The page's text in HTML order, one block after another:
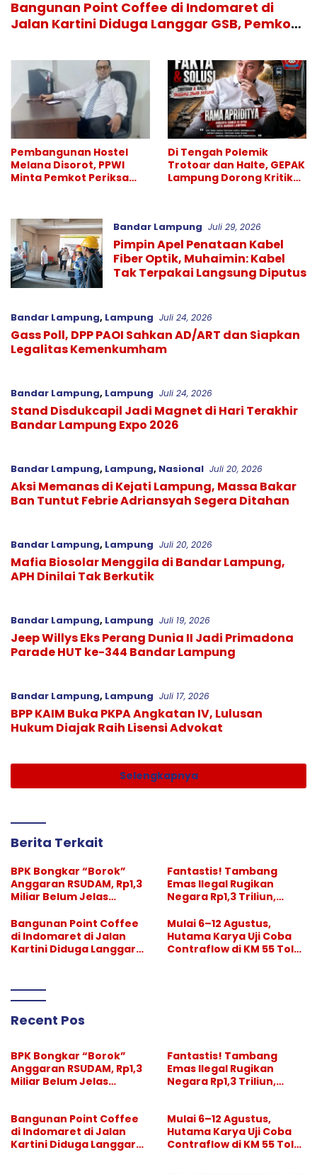
Bangunan Point Coffee di Indomaret di
Jalan Kartini Diduga Langgar GSB, Pemkot
Pembangunan Hostel
Melana Disorot, PPWI
Minta Pemkot Periksa
Di Tengah Polemik
Trotoar dan Halte, GEPAK
Lampung Dorong Kritik
Bandar Lampung Juli 29, 2026
Pimpin Apel Penataan Kabel
Fiber Optik, Muhaimin: Kabel
Tak Terpakai Langsung Diputus
Bandar Lampung, Lampung Juli 24, 2026
Gass Poll, DPP PAOI Sahkan AD/ART dan Siapkan
Legalitas Kemenkumham
Bandar Lampung, Lampung Juli 24, 2026
Stand Disdukcapil Jadi Magnet di Hari Terakhir
Bandar Lampung Expo 2026
Bandar Lampung, Lampung, Nasional Juli 20, 2026
Aksi Memanas di Kejati Lampung, Massa Bakar
Ban Tuntut Febrie Adriansyah Segera Ditahan
Bandar Lampung, Lampung Juli 20, 2026
Mafia Biosolar Menggila di Bandar Lampung,
APH Dinilai Tak Berkutik
Bandar Lampung, Lampung Juli 19, 2026
Jeep Willys Eks Perang Dunia II Jadi Primadona
Parade HUT ke-344 Bandar Lampung
Bandar Lampung, Lampung Juli 17, 2026
BPP KAIM Buka PKPA Angkatan IV, Lulusan
Hukum Diajak Raih Lisensi Advokat
Selengkapnya
Berita Terkait
BPK Bongkar “Borok”
Anggaran RSUDAM, Rp1,3
Miliar Belum Jelas
a
Fantastis! Tambang
Emas Ilegal Rugikan
Negara Rp1,3 Triliun,
Setahun, “Bos Besar” Tak
Tersentuh
Bangunan Point Coffee
di Indomaret di Jalan
Kartini Diduga Langgar
Mulai 6–12 Agustus,
Hutama Karya Uji Coba
Contraflow di KM 55 Tol
Recent Pos
BPK Bongkar “Borok”
Anggaran RSUDAM, Rp1,3
Miliar Belum Jelas
Fantastis! Tambang
Emas Ilegal Rugikan
Negara Rp1,3 Triliun,
Tersentuh
Bangunan Point Coffee
di Indomaret di Jalan
Kartini Diduga Langgar
Mulai 6–12 Agustus,
Hutama Karya Uji Coba
Contraflow di KM 55 Tol